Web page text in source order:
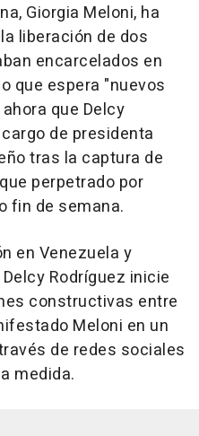
Giorgia Meloni, ha
liberación de dos
encarcelados en
que espera "nuevos
que Delcy
de presidenta
tras la captura de
perpetrado por
fin de semana.
en Venezuela y
Rodríguez inicie
constructivas entre
Meloni en un
de redes sociales
medida.